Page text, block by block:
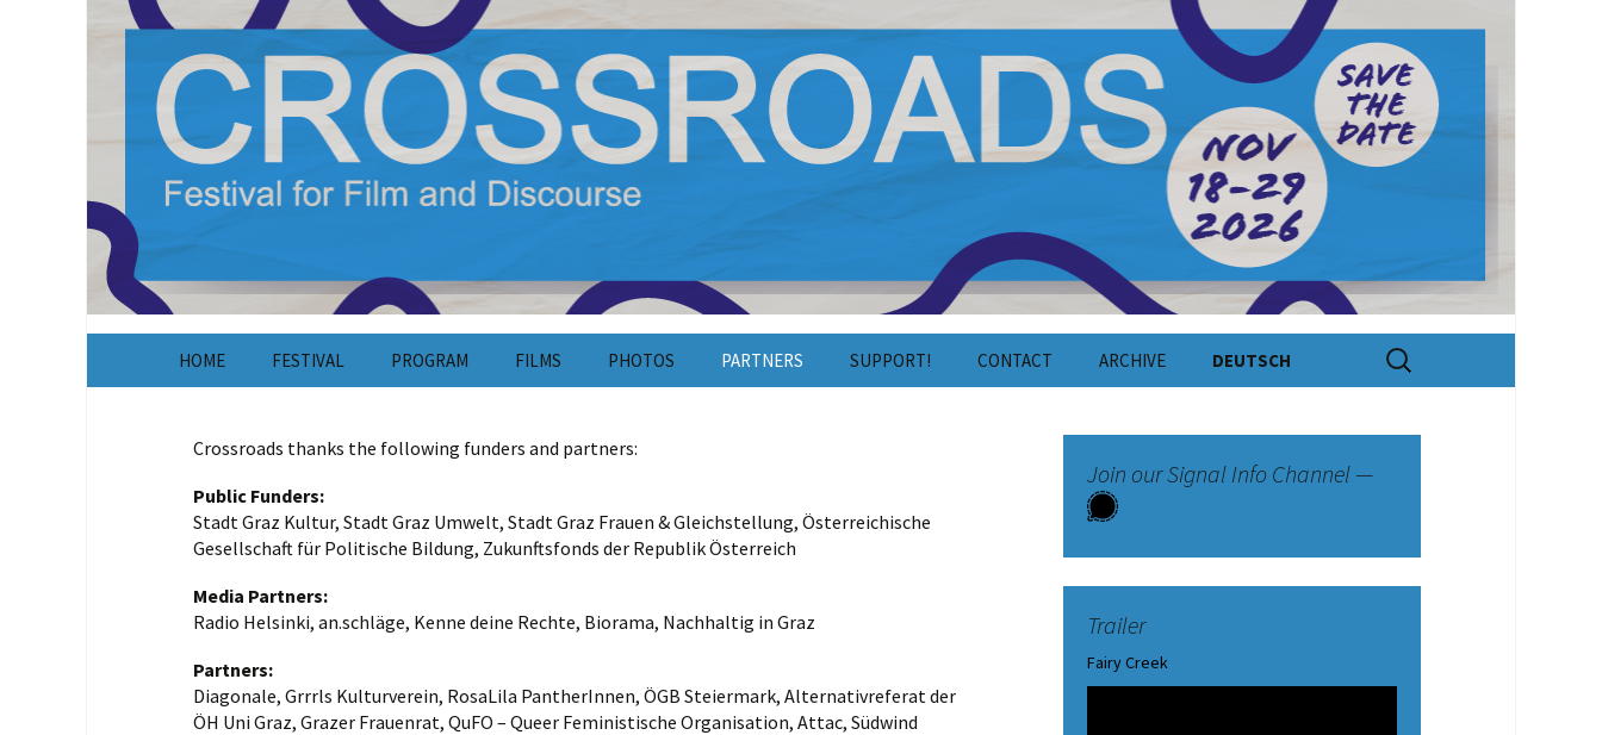
Crossroads Festival 2024
CROSSROADS Festival for Documentary Film and Discourse
HOME FESTIVAL
Organisation
How to get here
PROGRAM FILMS PHOTOS
Photos 2023
PARTNERS SUPPORT!
Cooperation
CONTACT ARCHIVE DEUTSCH
Search
for:
Crossroads thanks the following funders and partners:
Public Funders:
Stadt Graz Kultur, Stadt Graz Umwelt, Stadt Graz Frauen & Gleichstellung, Österreichische
Gesellschaft für Politische Bildung, Zukunftsfonds der Republik Österreich
Media Partners:
Radio Helsinki, an.schläge, Kenne deine Rechte, Biorama, Nachhaltig in Graz
Partners:
Diagonale, Grrrls Kulturverein, RosaLila PantherInnen, ÖGB Steiermark, Alternativreferat der
ÖH Uni Graz, Grazer Frauenrat, QuFO – Queer Feministische Organisation, Attac, Südwind
Join our Signal Info Channel —
Trailer
Fairy Creek